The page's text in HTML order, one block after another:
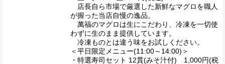
店長自ら市場で厳選した新鮮なマグロを職人
が握った当店自慢の逸品。
萬福のマグロは生にこだわり、冷凍を一切使
わずに生のまま提供しています。
冷凍ものとは違う味をお試しください。
＜平日限定メニュー(11:00～14:00)＞
・特選寿司セット 12貫(みそ汁付) 1,000円(税